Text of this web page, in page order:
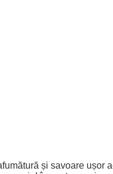
și savoare ușor